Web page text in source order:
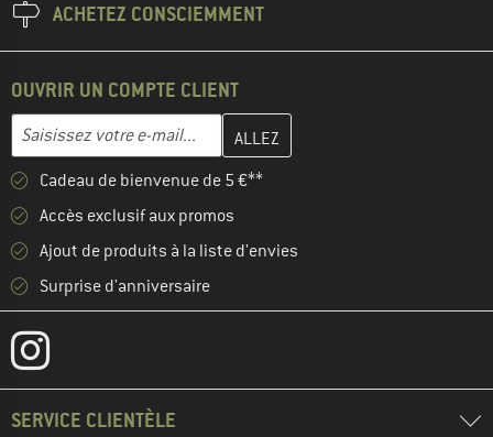
ACHETEZ CONSCIEMMENT
OUVRIR UN COMPTE CLIENT
Adresse e-mail
Entrez votre adresse e-mail ici et créez votre compte client à la
Cadeau de bienvenue de 5 €**
Accès exclusif aux promos
Ajout de produits à la liste d'envies
Surprise d'anniversaire
SERVICE CLIENTÈLE